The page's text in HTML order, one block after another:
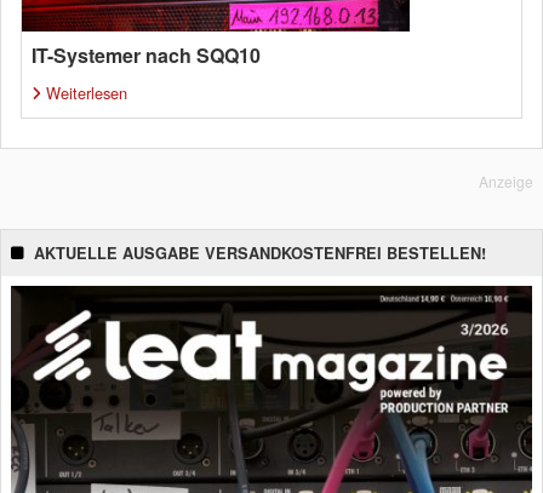
IT-Systemer nach SQQ10
Weiterlesen
Anzeige
AKTUELLE AUSGABE VERSANDKOSTENFREI BESTELLEN!